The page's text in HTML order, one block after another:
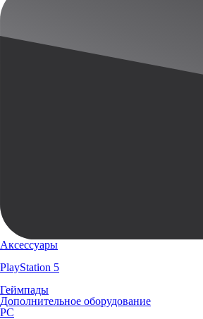
Аксессуары
PlayStation 5
Геймпады
Дополнительное оборудование
PC